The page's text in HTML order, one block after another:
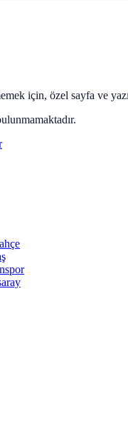
için, özel sayfa ve